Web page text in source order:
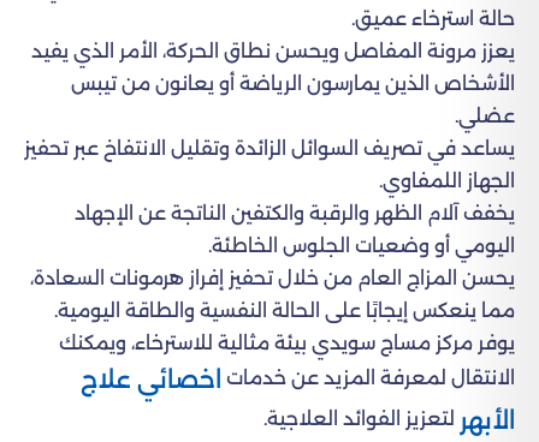
حالة استرخاء عميق.
يعزز مرونة المفاصل ويحسن نطاق الحركة، الأمر الذي يفيد
الأشخاص الذين يمارسون الرياضة أو يعانون من تيبس
عضلي.
يساعد في تصريف السوائل الزائدة وتقليل الانتفاخ عبر تحفيز
الجهاز اللمفاوي.
يخفف آلام الظهر والرقبة والكتفين الناتجة عن الإجهاد
اليومي أو وضعيات الجلوس الخاطئة.
يحسن المزاج العام من خلال تحفيز إفراز هرمونات السعادة،
مما ينعكس إيجابًا على الحالة النفسية والطاقة اليومية.
يوفر مركز مساج سويدي بيئة مثالية للاسترخاء، ويمكنك
الانتقال لمعرفة المزيد عن خدمات اخصائي علاج
الأبهر لتعزيز الفوائد العلاجية.